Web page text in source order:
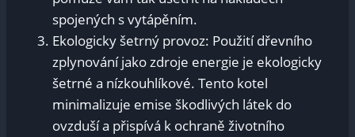
spojených s vytápěním.
Ekologicky šetrný provoz: Použití dřevního
zplynování jako zdroje energie je ekologicky
šetrné a nízkouhlíkové. Tento kotel
minimalizuje emise škodlivých látek do
ovzduší a přispívá k ochraně životního